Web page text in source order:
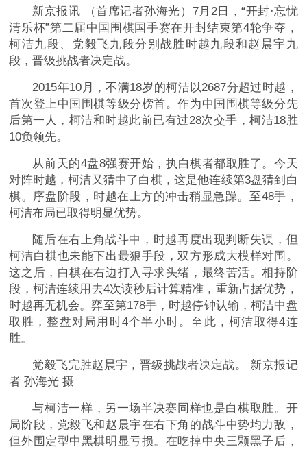
新京报讯 （首席记者孙海光）7月2日，“开封·忘忧
清乐杯”第二届中国围棋国手赛在开封结束第4轮争夺，
柯洁九段、党毅飞九段分别战胜时越九段和赵晨宇九
段，晋级挑战者决定战。
2015年10月，不满18岁的柯洁以2687分超过时越，
首次登上中国围棋等级分榜首。作为中国围棋等级分先
后第一人，柯洁和时越此前已有过28次交手，柯洁18胜
10负领先。
从前天的4盘8强赛开始，执白棋者都取胜了。今天
对阵时越，柯洁又猜中了白棋，这是他连续第3盘猜到白
棋。序盘阶段，时越在上方的冲击稍显急躁。至48手，
柯洁布局已取得明显优势。
随后在右上角战斗中，时越再度出现判断失误，但
柯洁白棋也未能下出最狠手段，双方形成大模样对围。
这之后，白棋在右边打入寻求头绪，最终苦活。相持阶
段，柯洁连续用去4次读秒后计算精准，重新占据优势，
时越再无机会。弈至第178手，时越停钟认输，柯洁中盘
取胜，整盘对局用时4个半小时。至此，柯洁取得4连
胜。
党毅飞完胜赵晨宇，晋级挑战者决定战。 新京报记
者 孙海光 摄
与柯洁一样，另一场半决赛同样也是白棋取胜。开
局阶段，党毅飞和赵晨宇在右下角的战斗中势均力敌，
但外围定型中黑棋明显亏损。在吃掉中央三颗黑子后，